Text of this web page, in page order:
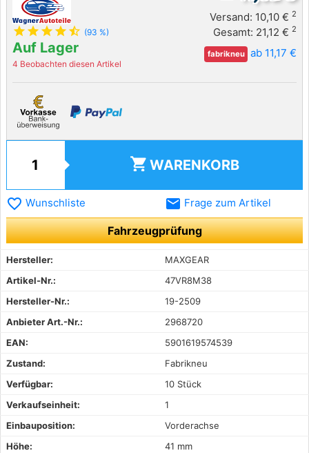
star star star star star_half (93 %)
Auf Lager
4 Beobachten diesen Artikel
Versand: 10,10 € 2
Gesamt: 21,12 € 2
fabrikneu ab 11,17 €
shopping_cart WARENKORB
favorite_border Wunschliste email Frage zum Artikel
Fahrzeugprüfung
Hersteller:
MAXGEAR
Artikel-Nr.:
47VR8M38
Hersteller-Nr.:
19-2509
Anbieter Art.-Nr.:
2968720
EAN:
5901619574539
Zustand:
Fabrikneu
Verfügbar:
10 Stück
Verkaufseinheit:
1
Einbauposition:
Vorderachse
Höhe:
41 mm